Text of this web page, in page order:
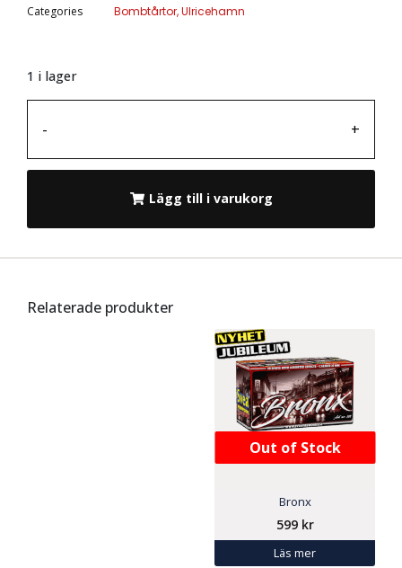
Categories
Bombtårtor,Ulricehamn
1 i lager
- +
Lägg till i varukorg
Relaterade produkter
Out of Stock
Bronx
599 kr
Läs mer